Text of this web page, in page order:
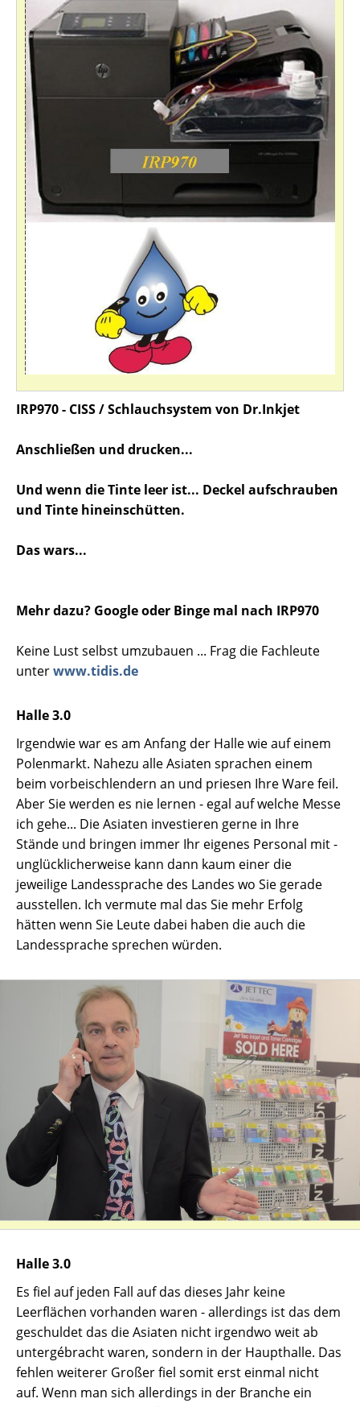
IRP970 - CISS / Schlauchsystem von Dr.Inkjet
Anschließen und drucken...
Und wenn die Tinte leer ist... Deckel aufschrauben
und Tinte hineinschütten.
Das wars...
Mehr dazu? Google oder Binge mal nach IRP970
Keine Lust selbst umzubauen ... Frag die Fachleute
unterwww.tidis.de
Halle 3.0
Irgendwie war es am Anfang der Halle wie auf einem
Polenmarkt. Nahezu alle Asiaten sprachen einem
beim vorbeischlendern an und priesen Ihre Ware feil.
Aber Sie werden es nie lernen - egal auf welche Messe
ich gehe... Die Asiaten investieren gerne in Ihre
Stände und bringen immer Ihr eigenes Personal mit -
unglücklicherweise kann dann kaum einer die
jeweilige Landessprache des Landes wo Sie gerade
ausstellen. Ich vermute mal das Sie mehr Erfolg
hätten wenn Sie Leute dabei haben die auch die
Landessprache sprechen würden.
Halle 3.0
Es fiel auf jeden Fall auf das dieses Jahr keine
Leerflächen vorhanden waren - allerdings ist das dem
geschuldet das die Asiaten nicht irgendwo weit ab
untergébracht waren, sondern in der Haupthalle. Das
fehlen weiterer Großer fiel somit erst einmal nicht
auf. Wenn man sich allerdings in der Branche ein